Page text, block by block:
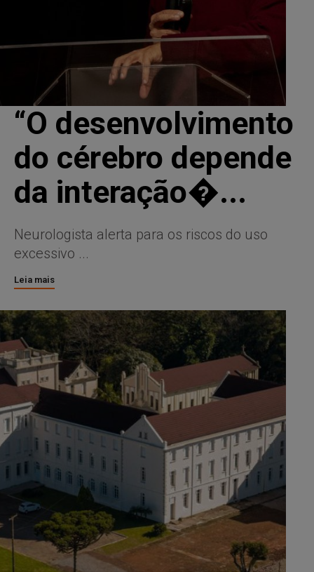
“O desenvolvimento
do cérebro depende
da interação�...
Neurologista alerta para os riscos do uso
excessivo ...
Leia mais